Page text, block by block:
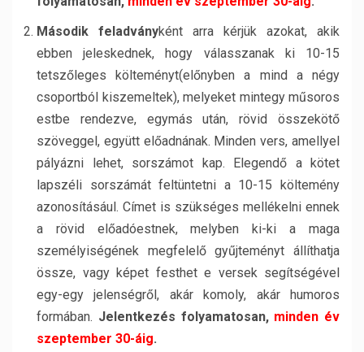
Második feladványként arra kérjük azokat, akik
ebben jeleskednek, hogy válasszanak ki 10-15
tetszőleges költeményt(előnyben a mind a négy
csoportból kiszemeltek), melyeket mintegy műsoros
estbe rendezve, egymás után, rövid összekötő
szöveggel, együtt előadnának. Minden vers, amellyel
pályázni lehet, sorszámot kap. Elegendő a kötet
lapszéli sorszámát feltüntetni a 10-15 költemény
azonosításául. Címet is szükséges mellékelni ennek
a rövid előadóestnek, melyben ki-ki a maga
személyiségének megfelelő gyűjteményt állíthatja
össze, vagy képet festhet e versek segítségével
egy-egy jelenségről, akár komoly, akár humoros
formában. Jelentkezés folyamatosan, minden év
szeptember 30-áig.